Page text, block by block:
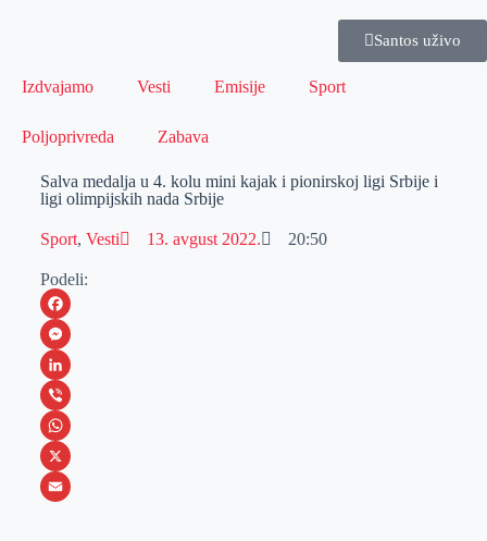
Santos uživo
Izdvajamo Vesti Emisije Sport
Poljoprivreda Zabava
Salva medalja u 4. kolu mini kajak i pionirskoj ligi Srbije i
ligi olimpijskih nada Srbije
Sport, Vesti 13. avgust 2022. 20:50
Podeli:
F
a
c
e
b
o
M
e
s
s
e
L
i
n
k
V
i
b
W
h
X